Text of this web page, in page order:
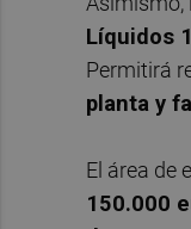
Líquidos
Permitirá
planta y
El área de
150.000